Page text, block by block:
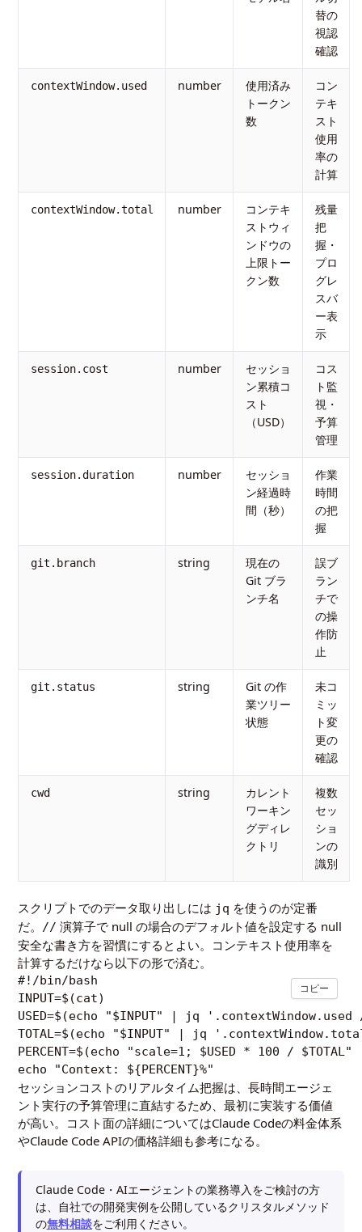
替の
視認
確認
contextWindow.used number
使用済み
トークン
数
コン
テキ
スト
使用
率の
計算
contextWindow.total number
コンテキ
ストウィ
ンドウの
上限トー
クン数
残量
把
握・
プロ
グレ
スバ
ー表
示
session.cost number
セッショ
ン累積コ
スト
（USD）
コス
ト監
視・
予算
管理
session.duration number
セッショ
ン経過時
間（秒）
作業
時間
の把
握
git.branch string
現在の
Git ブラ
ンチ名
誤ブ
ラン
チで
の操
作防
止
git.status string
Git の作
業ツリー
状態
未コ
ミッ
ト変
更の
確認
cwd string
カレント
ワーキン
グディレ
クトリ
複数
セッ
ショ
ンの
識別
スクリプトでのデータ取り出しには jq を使うのが定番
だ。 // 演算子で null の場合のデフォルト値を設定する null
安全な書き方を習慣にするとよい。コンテキスト使用率を
計算するだけなら以下の形で済む。
#!/bin/bash
INPUT=$(cat)
USED=$(echo "$INPUT" | jq
TOTAL=$(echo "$INPUT" | jq
PERCENT=$(echo "scale=1; $USED * 100 /
コピー
セッションコストのリアルタイム把握は、長時間エージェ
ント実行の予算管理に直結するため、最初に実装する価値
が高い。コスト面の詳細についてはClaude Codeの料金体系
やClaude Code APIの価格詳細も参考になる。
Claude Code・AIエージェントの業務導入をご検討の方
は、自社での開発実例を公開しているクリスタルメソッド
の無料相談をご利用ください。